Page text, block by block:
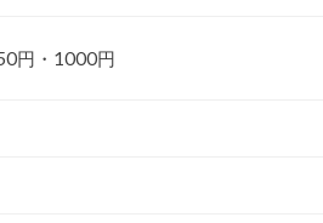
円・1000円